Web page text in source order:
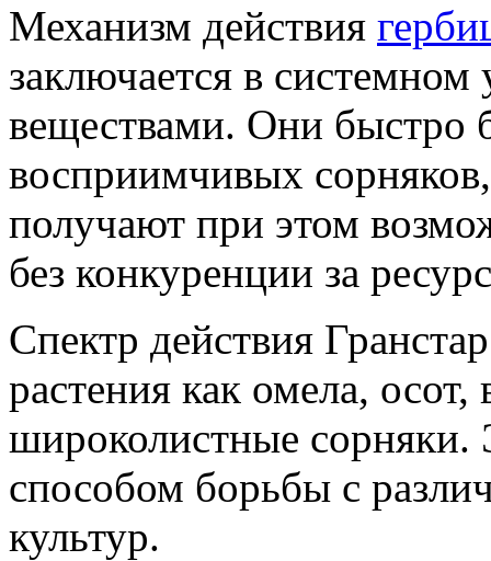
Механизм действия
заключается в
веществами. Они быстро
восприимчивых
получают при этом
без конкуренции за
Спектр действия
растения как омела,
широколистные сорняки.
способом борьбы с
культур.